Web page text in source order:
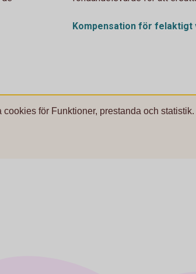
Kompensation för felaktigt
för Funktioner, prestanda och statistik.